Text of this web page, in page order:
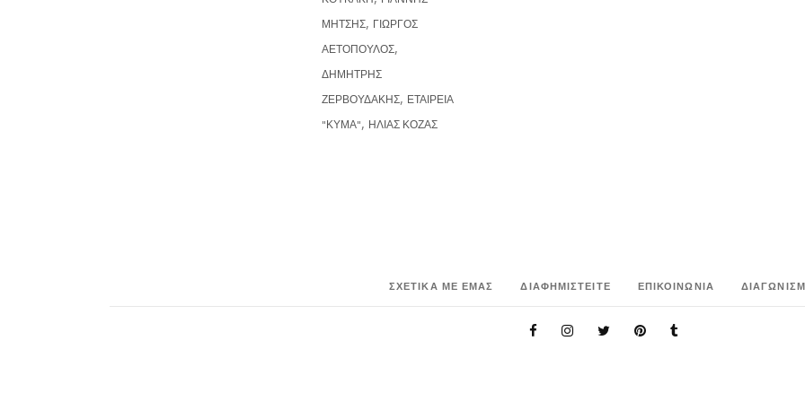
ΜΗΤΣΗΣ, ΓΙΩΡΓΟΣ
ΑΕΤΟΠΟΥΛΟΣ,
ΔΗΜΗΤΡΗΣ
ΖΕΡΒΟΥΔΑΚΗΣ, ΕΤΑΙΡΕΙΑ
"ΚΥΜΑ", ΗΛΙΑΣ ΚΟΖΑΣ
ΣΧΕΤΙΚΑ ΜΕ ΕΜΑΣ ΔΙΑΦΗΜΙΣΤΕΙΤΕ ΕΠΙΚΟΙΝΩΝΙΑ